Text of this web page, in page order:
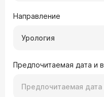
Направление
Урология
Предпочитаемая дата и